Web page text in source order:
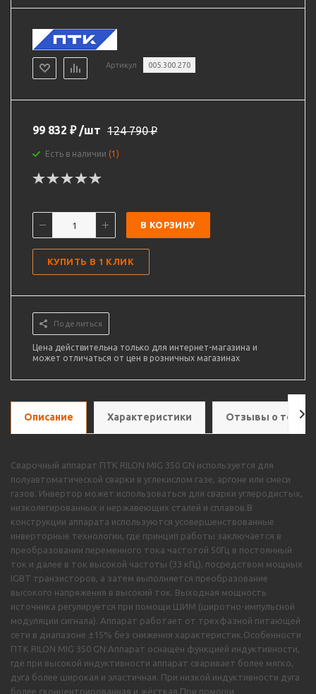
Артикул 005.300.270
99 832 ₽ /шт 124 790₽
Есть в наличии (1)
В КОРЗИНУ
КУПИТЬ В 1 КЛИК
Поделиться
Цена действительна только для интернет-магазина и
может отличаться от цен в розничных магазинах
Описание Характеристики Отзывы о
Сварочный аппарат ПТК RILON MIG 350 GN используется для
полуавтоматической сварки в углекислом газе, аргоне или смеси
газов. Инвертор может использоваться для сварки углеродистых,
низколегированных и нержавеющих сталей и сплавов.В
конструкции аппарата используются усовершенствованные
инверторные технологии, где принцип работы заключается в
преобразовании переменного тока частотой 50Гц в постоянный
ток и далее в ток высокой частоты (33 кГц), посредством мощных
IGBT транзисторов, а затем выполняется преобразование
высокого напряжения в высокий ток. Выходная мощность
источника регулируется при помощи ШИМ (широтно-импульсной
модуляции сигнала). Аппарат работает от трехфазной питающей
сети в диапазоне ±15% без снижения характеристик.Особенности
ПТК RILON MIG 350 GN:Аппарат оснащен функцией индуктивности,
где при высокой индуктивности аппарат сваривает более мягко,
дуга более широкая и эластичная. При низкой индуктивности дуга
более сконцентрированная и жёсткая.При помощи